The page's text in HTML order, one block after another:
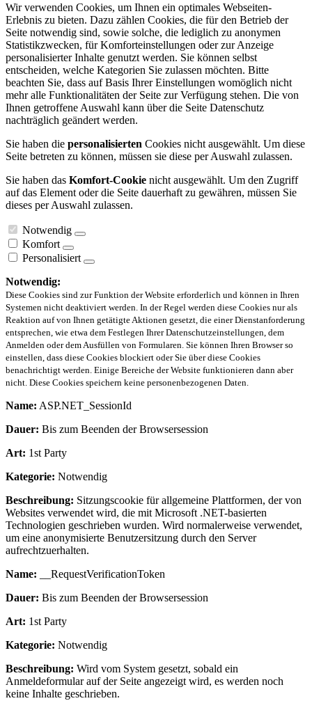
Wir verwenden Cookies, um Ihnen ein optimales Webseiten-
Erlebnis zu bieten. Dazu zählen Cookies, die für den Betrieb der
Seite notwendig sind, sowie solche, die lediglich zu anonymen
Statistikzwecken, für Komforteinstellungen oder zur Anzeige
personalisierter Inhalte genutzt werden. Sie können selbst
entscheiden, welche Kategorien Sie zulassen möchten. Bitte
beachten Sie, dass auf Basis Ihrer Einstellungen womöglich nicht
mehr alle Funktionalitäten der Seite zur Verfügung stehen. Die von
Ihnen getroffene Auswahl kann über die Seite Datenschutz
nachträglich geändert werden.
Sie haben die personalisierten Cookies nicht ausgewählt. Um diese
Seite betreten zu können, müssen sie diese per Auswahl zulassen.
Sie haben das Komfort-Cookie nicht ausgewählt. Um den Zugriff
auf das Element oder die Seite dauerhaft zu gewähren, müssen Sie
dieses per Auswahl zulassen.
Notwendig
Komfort
Personalisiert
Notwendig:
Diese Cookies sind zur Funktion der Website erforderlich und können in Ihren
Systemen nicht deaktiviert werden. In der Regel werden diese Cookies nur als
Reaktion auf von Ihnen getätigte Aktionen gesetzt, die einer Dienstanforderung
entsprechen, wie etwa dem Festlegen Ihrer Datenschutzeinstellungen, dem
Anmelden oder dem Ausfüllen von Formularen. Sie können Ihren Browser so
einstellen, dass diese Cookies blockiert oder Sie über diese Cookies
benachrichtigt werden. Einige Bereiche der Website funktionieren dann aber
nicht. Diese Cookies speichern keine personenbezogenen Daten.
Name: ASP.NET_SessionId
Dauer: Bis zum Beenden der Browsersession
Art: 1st Party
Kategorie: Notwendig
Beschreibung: Sitzungscookie für allgemeine Plattformen, der von
Websites verwendet wird, die mit Microsoft .NET-basierten
Technologien geschrieben wurden. Wird normalerweise verwendet,
um eine anonymisierte Benutzersitzung durch den Server
aufrechtzuerhalten.
Name: __RequestVerificationToken
Dauer: Bis zum Beenden der Browsersession
Art: 1st Party
Kategorie: Notwendig
Beschreibung: Wird vom System gesetzt, sobald ein
Anmeldeformular auf der Seite angezeigt wird, es werden noch
keine Inhalte geschrieben.